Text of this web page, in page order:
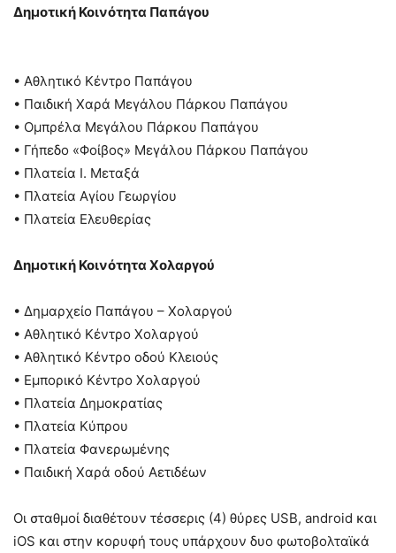
Δημοτική Κοινότητα Παπάγου
• Αθλητικό Κέντρο Παπάγου
• Παιδική Χαρά Μεγάλου Πάρκου Παπάγου
• Ομπρέλα Μεγάλου Πάρκου Παπάγου
• Γήπεδο «Φοίβος» Μεγάλου Πάρκου Παπάγου
• Πλατεία Ι. Μεταξά
• Πλατεία Αγίου Γεωργίου
• Πλατεία Ελευθερίας
Δημοτική Κοινότητα Χολαργού
• Δημαρχείο Παπάγου – Χολαργού
• Αθλητικό Κέντρο Χολαργού
• Αθλητικό Κέντρο οδού Κλειούς
• Εμπορικό Κέντρο Χολαργού
• Πλατεία Δημοκρατίας
• Πλατεία Κύπρου
• Πλατεία Φανερωμένης
• Παιδική Χαρά οδού Αετιδέων
Οι σταθμοί διαθέτουν τέσσερις (4) θύρες USB, android και
iOS και στην κορυφή τους υπάρχουν δυο φωτοβολταϊκά